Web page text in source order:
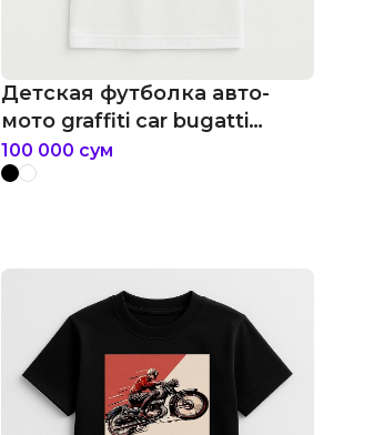
Детская футболка авто-
мото graffiti car bugatti
chiron
100 000 сум